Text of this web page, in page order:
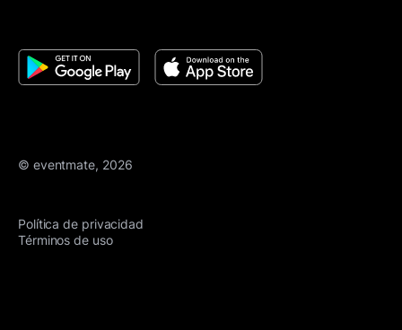
© eventmate, 2026
Política de privacidad
Términos de uso